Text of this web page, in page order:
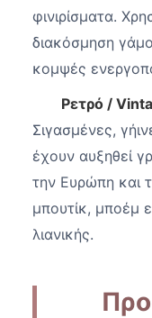
φινιρίσματα.
διακόσμηση
κομψές
Ρετρό /
Σιγασμένες,
έχουν αυξηθεί
την Ευρώπη και
μπουτίκ, μποέμ
λιανικής.